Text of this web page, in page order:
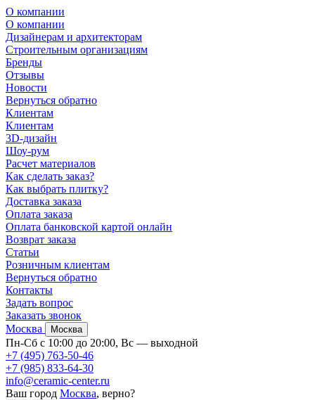
О компании
О компании
Дизайнерам и архитекторам
Строительным организациям
Бренды
Отзывы
Новости
Вернуться обратно
Клиентам
Клиентам
3D-дизайн
Шоу-рум
Расчет материалов
Как сделать заказ?
Как выбрать плитку?
Доставка заказа
Оплата заказа
Оплата банковской картой онлайн
Возврат заказа
Статьи
Розничным клиентам
Вернуться обратно
Контакты
Задать вопрос
Заказать звонок
Москва
Москва
Пн-Сб с 10:00 до 20:00, Вс — выходной
+7 (495) 763-50-46
+7 (985) 833-64-30
info@ceramic-center.ru
Ваш город Москва, верно?